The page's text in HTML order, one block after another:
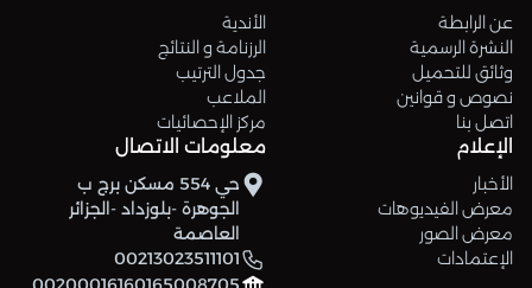
عن الرابطة
النشرة الرسمية
وثائق للتحميل
نصوص و قوانين
اتصل بنا
الأندية
الرزنامة و النتائج
جدول الترتيب
الملاعب
مركز الإحصائيات
الإعلام
الأخبار
معرض الفيديوهات
معرض الصور
الإعتمادات
معلومات الاتصال
حي 554 مسكن برج ب
الجوهرة -بلوزداد -الجزائر
العاصمة
00213023511101